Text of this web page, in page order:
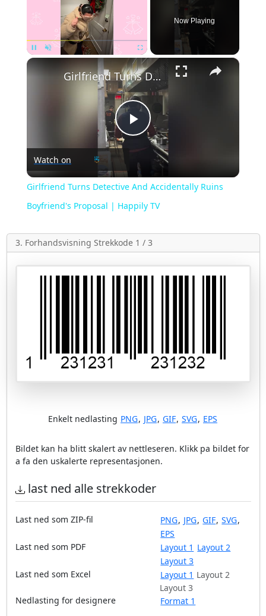
Fullscreen
Now Playing
×
Play
Video
Girlfriend Turns Detective And Accidentally Ruins Boyfriend's Proposal | Happily TV
Watch on
Girlfriend Turns Detective And Accidentally Ruins
Boyfriend's Proposal | Happily TV
3. Forhandsvisning Strekkode 1 / 3
Enkelt nedlasting PNG, JPG, GIF, SVG, EPS
Bildet kan ha blitt skalert av nettleseren. Klikk pa bildet for
a fa den uskalerte representasjonen.
last ned alle strekkoder
Last ned som ZIP-fil PNG, JPG, GIF, SVG,
EPS
Last ned som PDF
Layout 1 Layout 2
Layout 3
Last ned som Excel
Layout 1 Layout 2
Layout 3
Nedlasting for designere
Format 1